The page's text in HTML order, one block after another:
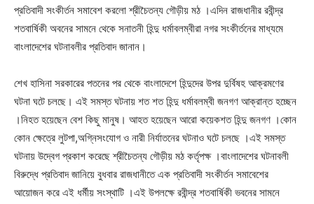
প্রতিবাদী সংকীর্তন সমাবেশ করলো শ্রীচৈতন্য গৌড়ীয় মঠ ।এদিন রাজধানীর রবীন্দ্র
শতবার্ষিকী অবনের সামনে থেকে সনাতনী হিন্দু ধর্মাবলম্বীরা নগর সংকীর্তনের মাধ্যমে
বাংলাদেশের ঘটনাবলীর প্রতিবাদ জানান।
শেখ হাসিনা সরকারের পতনের পর থেকে বাংলাদেশে হিন্দুদের উপর দুর্বিষহ আক্রমণের
ঘটনা ঘটে চলছে। এই সমস্ত ঘটনায় শত শত হিন্দু ধর্মাবলম্বী জনগণ আক্রান্ত হচ্ছেন
।নিহত হয়েছেন বেশ কিছু মানুষ। আহত হয়েছেন আরো কয়েকশত হিন্দু জনগণ ।কোন
কোন ক্ষেত্রে লুটপা,অগ্নিসংযোগ ও নারী নির্যাতনের ঘটনাও ঘটে চলছে ।এই সমস্ত
ঘটনায় উদ্বেগ প্রকাশ করেছে শ্রীচৈতন্য গৌড়ীয় মঠ কর্তৃপক্ষ ।বাংলাদেশের ঘটনাবলী
বিরুদ্ধে প্রতিবাদ জানিয়ে বুধবার রাজধানীতে এক প্রতিবাদী সংকীর্তন সমাবেশের
আয়োজন করে এই ধর্মীয় সংস্থাটি ।এই উপলক্ষে রবীন্দ্র শতবার্ষিকী ভবনের সামনে